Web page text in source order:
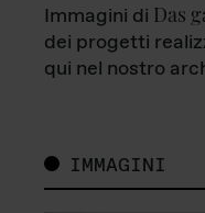
Immagini di Das
dei progetti
qui nel nostro
IMMAGINI